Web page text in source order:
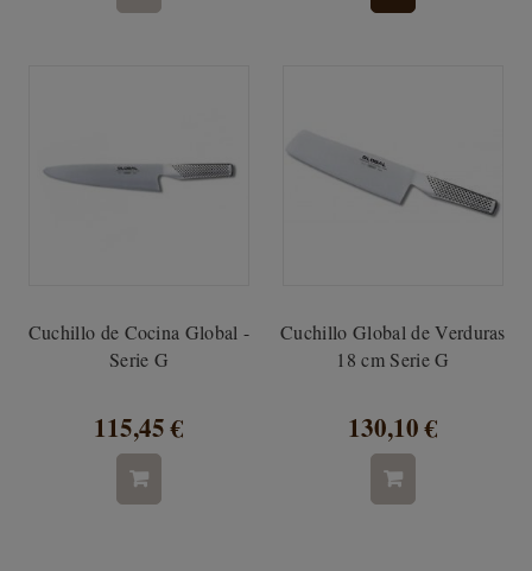
Cuchillo de Cocina Global -
Serie G
115,45 €
Cuchillo Global de Verduras
18 cm Serie G
130,10 €